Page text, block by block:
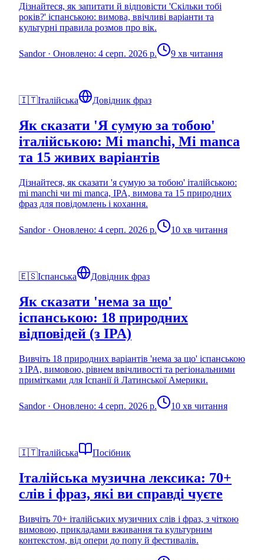
Дізнайтеся, як запитати й відповісти 'Скільки тобі
років?' іспанською: вимова, ввічливі варіанти та
культурні правила розмов про вік.
Sandor· Оновлено: 4 серп. 2026 р. 9 хв читання
🇮🇹Італійська Довідник фраз
Як сказати 'Я сумую за тобою'
італійською: Mi manchi, Mi manca
та 15 живих варіантів
Дізнайтеся, як сказати 'я сумую за тобою' італійською:
mi manchi чи mi manca, IPA, вимова та 15 природних
фраз для повідомлень і кохання.
Sandor· Оновлено: 4 серп. 2026 р. 10 хв читання
🇪🇸Іспанська Довідник фраз
Як сказати 'нема за що'
іспанською: 18 природних
відповідей (з IPA)
Вивчіть 18 природних варіантів 'нема за що' іспанською
з IPA, вимовою, рівнем ввічливості та регіональними
примітками для Іспанії й Латинської Америки.
Sandor· Оновлено: 4 серп. 2026 р. 10 хв читання
🇮🇹Італійська Посібник
Італійська музична лексика: 70+
слів і фраз, які ви справді чуєте
Вивчіть 70+ італійських музичних слів і фраз, з чіткою
вимовою, прикладами вживання та культурним
контекстом, від опери до попу й фестивалів.